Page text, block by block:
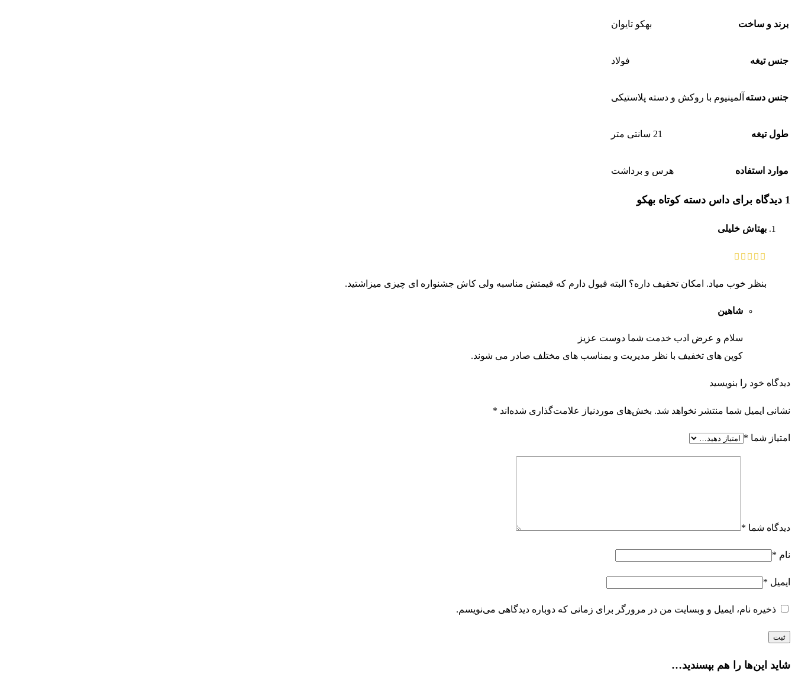
برند و ساخت بهکو تایوان
جنس تیغه فولاد
جنس دسته آلمینیوم با روکش و دسته پلاستیکی
طول تیغه 21 سانتی متر
موارد استفاده هرس و برداشت
1 دیدگاه برای داس دسته کوتاه بهکو
بهتاش خلیلی
بنظر خوب میاد. امکان تخفیف داره؟ البته قبول دارم که قیمتش مناسبه ولی کاش جشنواره ای چیزی میزاشتید.
شاهین
سلام و عرض ادب خدمت شما دوست عزیز
کوپن های تخفیف با نظر مدیریت و بمناسب های مختلف صادر می شوند.
دیدگاه خود را بنویسید
نشانی ایمیل شما منتشر نخواهد شد. بخش‌های موردنیاز علامت‌گذاری شده‌اند *
امتیاز شما *
دیدگاه شما *
نام *
ایمیل *
ذخیره نام، ایمیل و وبسایت من در مرورگر برای زمانی که دوباره دیدگاهی می‌نویسم.
شاید این‌ها را هم بپسندید…